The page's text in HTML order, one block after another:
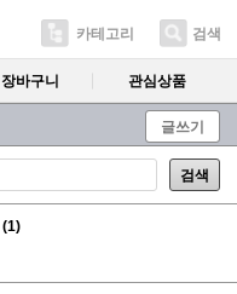
카테고리 검색
장바구니 관심상품
글쓰기
검색
(1)